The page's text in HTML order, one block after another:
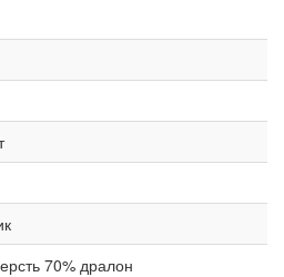
70% дралон